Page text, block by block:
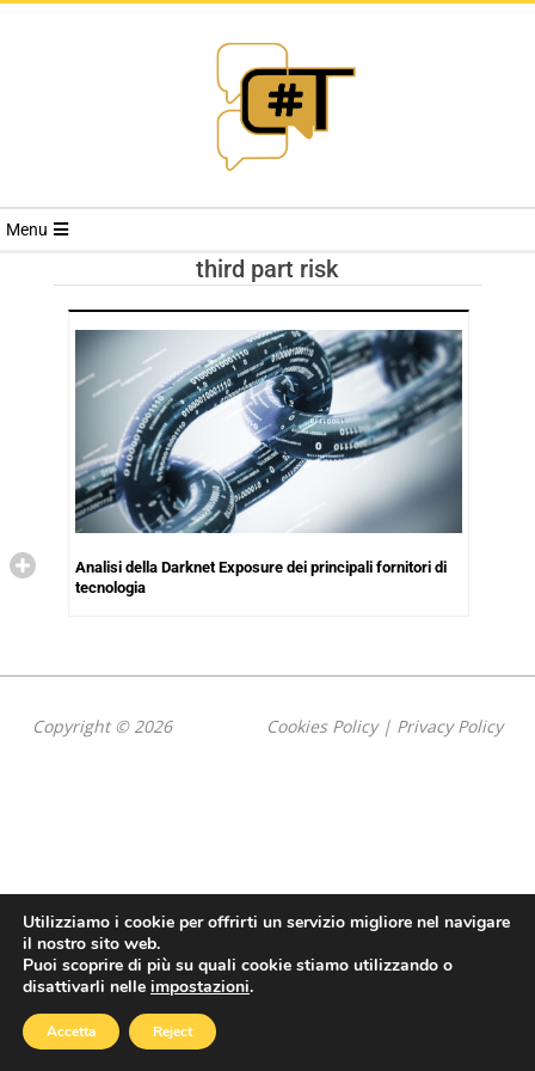
RIVISTA
TRENDS
Menu
third part risk
Analisi della Darknet Exposure dei principali fornitori di
tecnologia
Copyright © 2026 Cookies Policy| Privacy Policy
Utilizziamo i cookie per offrirti un servizio migliore nel navigare
il nostro sito web.
Puoi scoprire di più su quali cookie stiamo utilizzando o
disattivarli nelle impostazioni.
Accetta Reject